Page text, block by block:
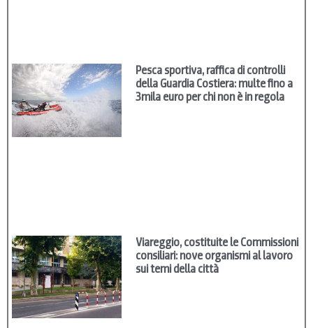
Pesca sportiva, raffica di controlli
della Guardia Costiera: multe fino a
3mila euro per chi non è in regola
Viareggio, costituite le Commissioni
consiliari: nove organismi al lavoro
sui temi della città